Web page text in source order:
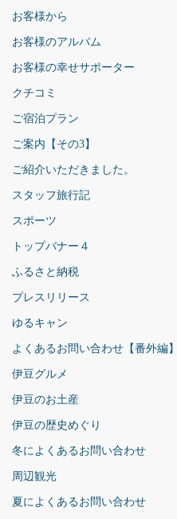
お客様から
お客様のアルバム
お客様の幸せサポーター
クチコミ
ご宿泊プラン
ご案内【その3】
ご紹介いただきました。
スタッフ旅行記
スポーツ
トップバナー４
ふるさと納税
プレスリリース
ゆるキャン
よくあるお問い合わせ【番外編】
伊豆グルメ
伊豆のお土産
伊豆の歴史めぐり
冬によくあるお問い合わせ
周辺観光
夏によくあるお問い合わせ